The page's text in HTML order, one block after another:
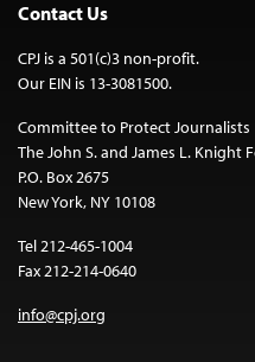
Contact Us
CPJ is a 501(c)3 non-profit.
Our EIN is 13-3081500.
Committee to Protect Journalists
The John S. and James L. Knight
P.O. Box 2675
New York, NY 10108
Tel 212-465-1004
Fax 212-214-0640
info@cpj.org